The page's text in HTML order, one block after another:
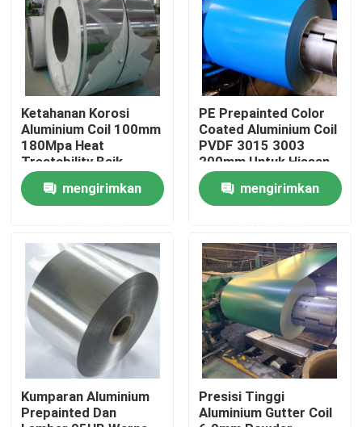
Produk
Video
Tentang kita
Wisata pabrik
Quote request suatu
Mill Finish Aluminium Coil
Coil Aluminium Dilapisi Warna
Kumparan Aluminium Gulungan Dingin
Ketahanan Korosi
Aluminium Coil 100mm
180Mpa Heat
Treatability Baik
mengirimkan
PE Prepainted Color
Coated Aluminium Coil
PVDF 3015 3003
200mm Untuk Hiasan
Dinding
mengirimkan
Kumparan Aluminium
Prepainted Dan
Presisi Tinggi
Aluminium Gutter Coil